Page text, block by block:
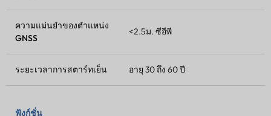
ความแม่นยำของตำแหน่ง
GNSS
<2.5ม. ซีอีพี
ระยะเวลาการสตาร์ทเย็น อายุ 30 ถึง 60 ปี
ฟังก์ชั่น